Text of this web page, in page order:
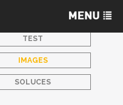
TEST
IMAGES
SOLUCES